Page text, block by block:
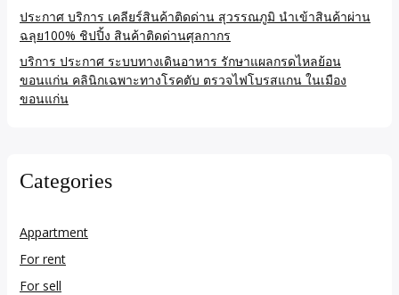
ประกาศ บริการ เคลียร์สินค้าติดด่าน สุวรรณภูมิ นำเข้าสินค้าผ่าน
ฉลุย100% ชิปปิ้ง สินค้าติดด่านศุลกากร
บริการ ประกาศ ระบบทางเดินอาหาร รักษาแผลกรดไหลย้อน
ขอนแก่น คลินิกเฉพาะทางโรคตับ ตรวจไฟโบรสแกน ในเมือง
ขอนแก่น
Categories
Appartment
For rent
For sell